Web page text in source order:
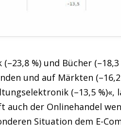
%) und Bücher (–18,3
und auf Märkten (–16,2
(–13,5 %)«,
der Onlinehandel
Situation dem E-